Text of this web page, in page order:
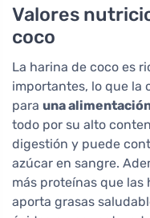
Valores
coco
La harina de coco es
importantes, lo que la
para una
todo por su alto
digestión y puede
azúcar en sangre.
más proteínas que las
aporta grasas